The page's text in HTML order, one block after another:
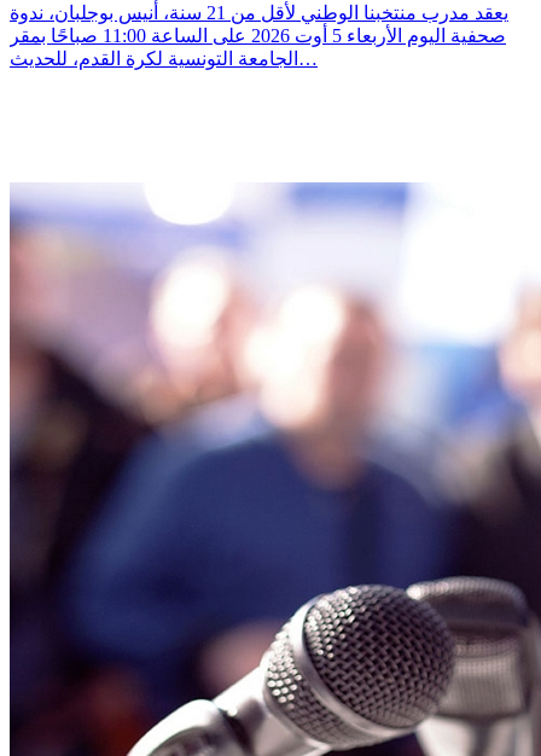
يعقد مدرب منتخبنا الوطني لأقل من 21 سنة، أنيس بوجلبان، ندوة
صحفية اليوم الأربعاء 5 أوت 2026 على الساعة 11:00 صباحًا بمقر
الجامعة التونسية لكرة القدم، للحديث…